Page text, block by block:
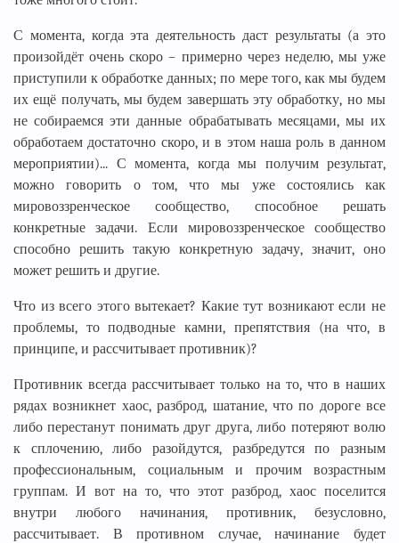
С момента, когда эта деятельность даст результаты (а это
произойдёт очень скоро – примерно через неделю, мы уже
приступили к обработке данных; по мере того, как мы будем
их ещё получать, мы будем завершать эту обработку, но мы
не собираемся эти данные обрабатывать месяцами, мы их
обработаем достаточно скоро, и в этом наша роль в данном
мероприятии)... С момента, когда мы получим результат,
можно говорить о том, что мы уже состоялись как
мировоззренческое сообщество, способное решать
конкретные задачи. Если мировоззренческое сообщество
способно решить такую конкретную задачу, значит, оно
может решить и другие.
Что из всего этого вытекает? Какие тут возникают если не
проблемы, то подводные камни, препятствия (на что, в
принципе, и рассчитывает противник)?
Противник всегда рассчитывает только на то, что в наших
рядах возникнет хаос, разброд, шатание, что по дороге все
либо перестанут понимать друг друга, либо потеряют волю
к сплочению, либо разойдутся, разбредутся по разным
профессиональным, социальным и прочим возрастным
группам. И вот на то, что этот разброд, хаос поселится
внутри любого начинания, противник, безусловно,
рассчитывает. В противном случае, начинание будет